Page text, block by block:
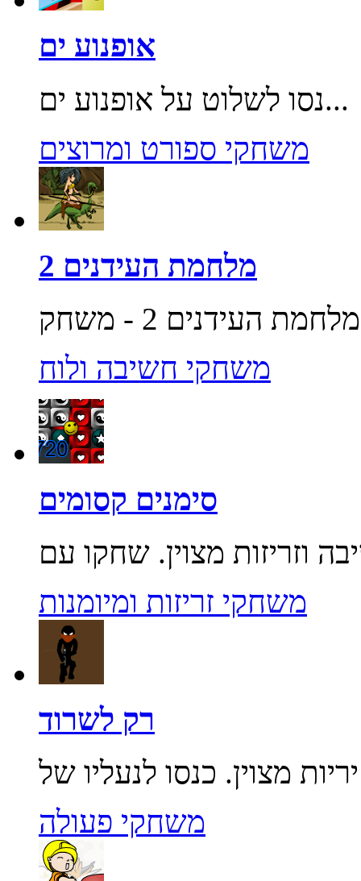
אופנוע ים
נסו לשלוט על אופנוע ים...
משחקי ספורט ומרוצים
מלחמת העידנים 2
משחקי חשיבה ולוח
סימנים קסומים
משחקי זריזות ומיומנות
רק לשרוד
משחקי פעולה